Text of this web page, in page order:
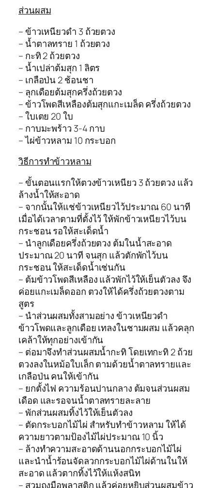
ส่วนผสม
– ข้าวเหนียวดำ 3 ถ้วยตวง
– น้ำตาลทราย 1 ถ้วยตวง
– กะทิ 2 ถ้วยตวง
– น้ำเปล่าต้มสุก 1 ลิตร
– เกลือป่น 2 ช้อนชา
– ลุกเดือยต้มสุกครึ่งถ้วยตวง
– ข้าวโพดสีเหลืองต้มสุกแกะเมล็ด ครึ่งถ้วยตวง
– ใบเตย 20 ใบ
– กาบมะพร้าว 3-4 กาบ
– ไผ่ข้าวหลาม 10 กระบอก
วิธีการทำข้าวหลาม
– ขั้นตอนแรกให้ตวงข้าวเหนียว 3 ถ้วยตวง แล้ว
ล้างน้ำให้สะอาด
– จากนั้นให้แช่ข้าวเหนียวไว้ประมาณ 60 นาที
เมื่อได้เวลาตามที่ตั้งไว้ ให้พักข้าวเหนียวไว้บน
กระชอน รอให้สะเด็ดน้ำ
– นำลูกเดือยครึ่งถ้วยตวง ต้มในน้ำสะอาด
ประมาณ 20 นาที จนสุก แล้วตักพักไว้บน
กระชอน ให้สะเด็ดน้ำเช่นกัน
– ต้มข้าวโพดสีเหลือง แล้วพักไว้ให้เย็นตัวลง จึง
ค่อยแกะเมล็ดออก ตวงให้ได้ครึ่งถ้วยตวงตาม
สูตร
– นำส่วนผสมทั้งสามอย่าง ข้าวเหนียวดำ
ข้าวโพดและลูกเดือย เทลงในชามผสม แล้วคลุก
เคล้าให้ทุกอย่างเข้ากัน
– ต่อมาจึงทำส่วนผสมน้ำกะทิ โดยเทกะทิ 2 ถ้วย
ตวงลงในหม้อใบเล็ก ตามด้วยน้ำตาลทรายและ
เกลือป่น คนให้เข้ากัน
– ยกตั้งไฟ ความร้อนปานกลาง ต้มจนส่วนผสม
เดือด และรอจนน้ำตาลทรายละลาย
– พักส่วนผสมทิ้งไว้ให้เย็นตัวลง
– ตัดกระบอกไม้ไผ่ สำหรับทำข้าวหลาม ให้ได้
ความยาวตามป้องไม้ไผ่ประมาณ 10 นิ้ว
– ล้างทำความสะอาดด้านนอกกระบอกไม้ไผ่
และนำน้ำร้อนจัดลวกกระบอกไม้ไผ่ด้านในให้
สะอาด แล้วตากทิ้งไว้ให้แห้งสนิท
– สวมถุงมือพลาสติก แล้วค่อยหยิบส่วนผสมข้าว